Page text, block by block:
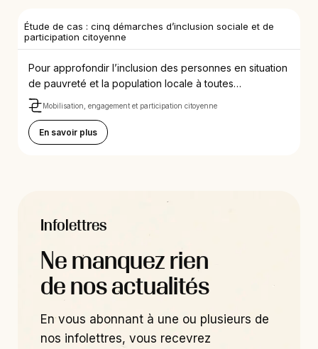
Étude de cas : cinq démarches d’inclusion sociale et de
participation citoyenne
Pour approfondir l’inclusion des personnes en situation
de pauvreté et la population locale à toutes…
Mobilisation, engagement et participation citoyenne
En savoir plus
Infolettres
Ne manquez rien
de nos actualités
En vous abonnant à une ou plusieurs de
nos infolettres, vous recevrez